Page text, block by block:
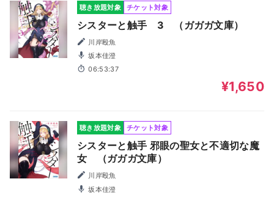
聴き放題対象 チケット対象
シスターと触手 3 （ガガガ文庫）
川岸殴魚
坂本佳澄
06:53:37
¥1,650
聴き放題対象 チケット対象
シスターと触手 邪眼の聖女と不適切な魔
女 （ガガガ文庫）
川岸殴魚
坂本佳澄